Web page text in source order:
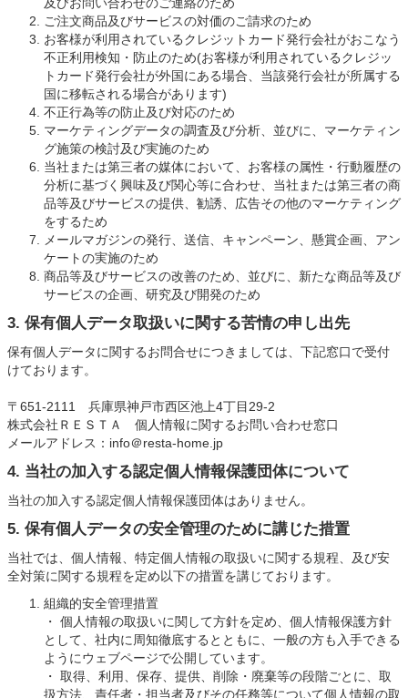
ご注文商品及びサービスの対価のご請求のため
お客様が利用されているクレジットカード発行会社がおこなう
不正利用検知・防止のため(お客様が利用されているクレジッ
トカード発行会社が外国にある場合、当該発行会社が所属する
国に移転される場合があります)
不正行為等の防止及び対応のため
マーケティングデータの調査及び分析、並びに、マーケティン
グ施策の検討及び実施のため
当社または第三者の媒体において、お客様の属性・行動履歴の
分析に基づく興味及び関心等に合わせ、当社または第三者の商
品等及びサービスの提供、勧誘、広告その他のマーケティング
をするため
メールマガジンの発行、送信、キャンペーン、懸賞企画、アン
ケートの実施のため
商品等及びサービスの改善のため、並びに、新たな商品等及び
サービスの企画、研究及び開発のため
3. 保有個人データ取扱いに関する苦情の申し出先
保有個人データに関するお問合せにつきましては、下記窓口で受付
けております。
〒651-2111 兵庫県神戸市西区池上4丁目29-2
株式会社ＲＥＳＴＡ 個人情報に関するお問い合わせ窓口
メールアドレス：info＠resta-home.jp
4. 当社の加入する認定個人情報保護団体について
当社の加入する認定個人情報保護団体はありません。
5. 保有個人データの安全管理のために講じた措置
当社では、個人情報、特定個人情報の取扱いに関する規程、及び安
全対策に関する規程を定め以下の措置を講じております。
組織的安全管理措置
・ 個人情報の取扱いに関して方針を定め、個人情報保護方針
として、社内に周知徹底するとともに、一般の方も入手できる
ようにウェブページで公開しています。
・ 取得、利用、保存、提供、削除・廃棄等の段階ごとに、取
扱方法、責任者・担当者及びその任務等について個人情報の取